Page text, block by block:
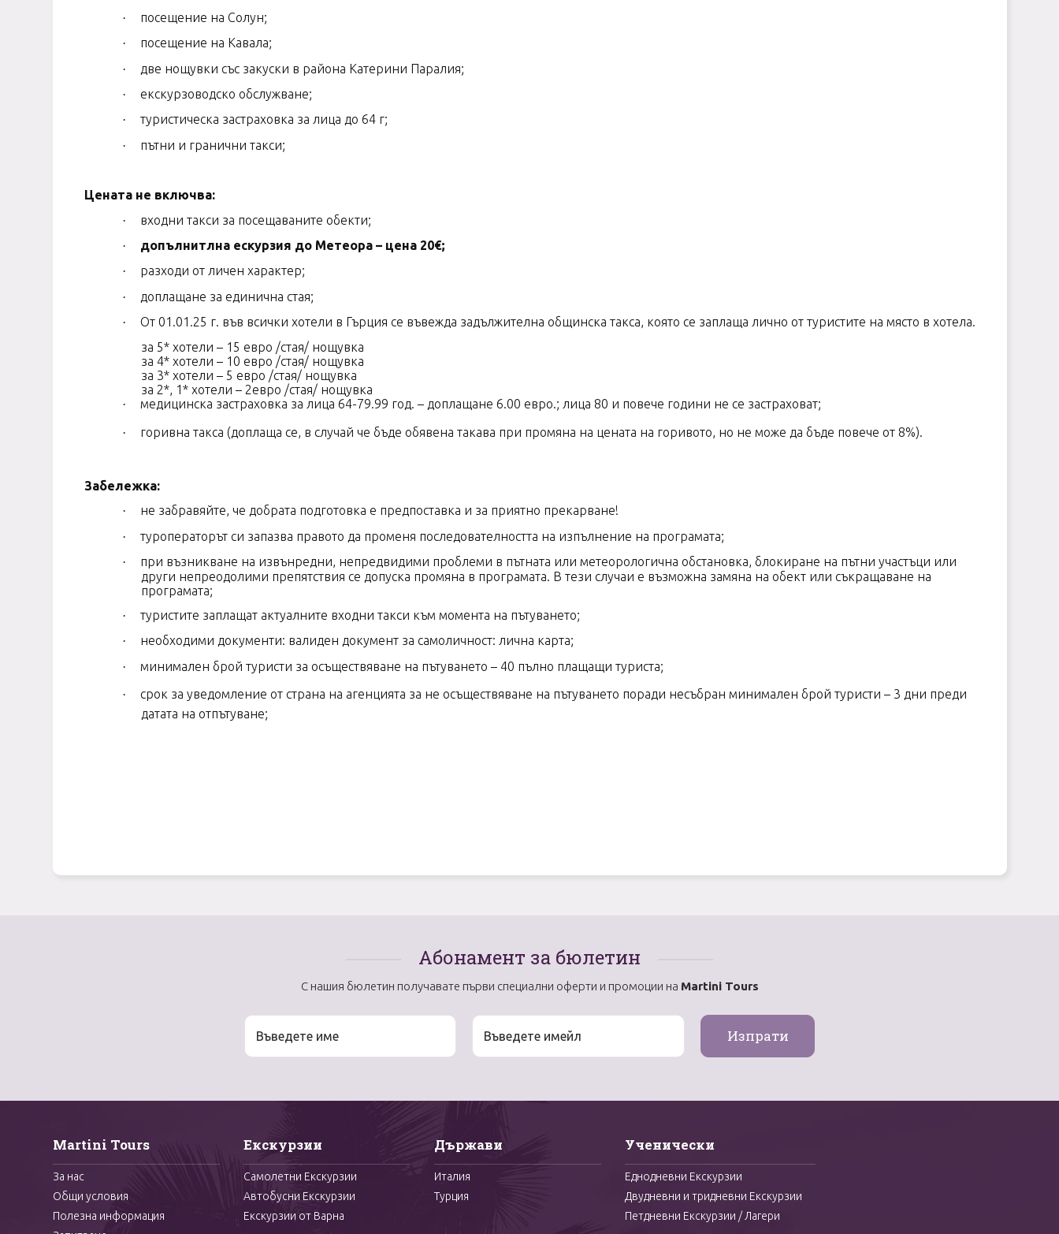
· посещение на Солун;
· посещение на Кавала;
· две нощувки със закуски в района Катерини Паралия;
· екскурзоводско обслужване;
· туристическа застраховка за лица до 64 г;
· пътни и гранични такси;
Цената не включва:
· входни такси за посещаваните обекти;
· допълнитлна ескурзия до Метеора – цена 20€;
· разходи от личен характер;
· доплащане за единична стая;
·
От 01.01.25 г. във всички хотели в Гърция се въвежда задължителна общинска такса, която се заплаща лично от туристите на място в хотела.
за 5* хотели – 15 евро /стая/ нощувка
за 4* хотели – 10 евро /стая/ нощувка
за 3* хотели – 5 евро /стая/ нощувка
за 2*, 1* хотели – 2евро /стая/ нощувка
· медицинска застраховка за лица 64-79.99 год. – доплащане 6.00 евро.; лица 80 и повече години не се застраховат;
· горивна такса (доплаща се, в случай че бъде обявена такава при промяна на цената на горивото, но не може да бъде повече от 8%).
Забележка:
· не забравяйте, че добрата подготовка е предпоставка и за приятно прекарване!
· туроператорът си запазва правото да променя последователността на изпълнение на програмата;
·
при възникване на извънредни, непредвидими проблеми в пътната или метеорологична обстановка, блокиране на пътни участъци или
други непреодолими препятствия се допуска промяна в програмата. В тези случаи е възможна замяна на обект или съкращаване на
програмата;
· туристите заплащат актуалните входни такси към момента на пътуването;
· необходими документи: валиден документ за самоличност: лична карта;
· минимален брой туристи за осъществяване на пътуването – 40 пълно плащащи туриста;
·
срок за уведомление от страна на агенцията за не осъществяване на пътуването поради несъбран минимален брой туристи – 3 дни преди
датата на отпътуване;
Абонамент за бюлетин
С нашия бюлетин получавате първи специални оферти и промоции на Martini Tours
Martini Tours
За нас
Общи условия
Полезна информация
Екскурзии
Самолетни Екскурзии
Автобусни Екскурзии
Екскурзии от Варна
Държави
Италия
Турция
Ученически
Еднодневни Екскурзии
Двудневни и тридневни Екскурзии
Петдневни Екскурзии / Лагери